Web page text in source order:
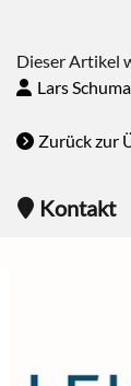
Dieser Artikel
Lars
Zurück zur
Kontakt